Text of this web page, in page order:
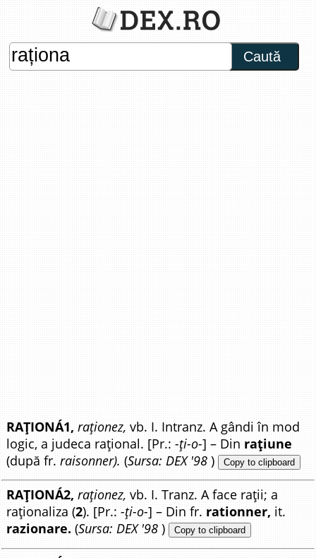
Caută
RAȚIONÁ1, raționez, vb. I. Intranz. A gândi în mod
logic, a judeca rațional. [Pr.:-ți-o-] – Din rațiune
(după fr.raisonner). (Sursa: DEX '98 ) Copy to clipboard
RAȚIONÁ2, raționez, vb. I. Tranz. A face rații; a
raționaliza (2). [Pr.:-ți-o-] – Din fr. rationner, it.
razionare. (Sursa: DEX '98 ) Copy to clipboard